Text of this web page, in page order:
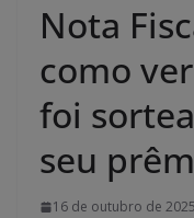
Nota
como
foi
seu
16 de outubro de 2025